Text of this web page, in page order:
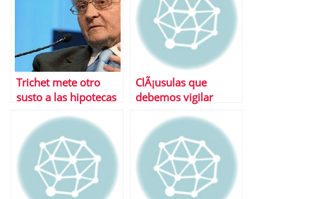
Trichet mete otro
susto a las hipotecas
ClÃ¡usulas que
debemos vigilar
hipoteca